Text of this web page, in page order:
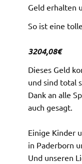
Geld erhalten
So ist eine
3204,08€
Dieses Geld
und sind total
Dank an alle
auch gesagt.
Einige Kinder
in Paderborn
Und unseren